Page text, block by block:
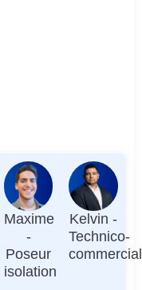
Maxime
-
Poseur
isolation
Kelvin -
Technico-
commercial